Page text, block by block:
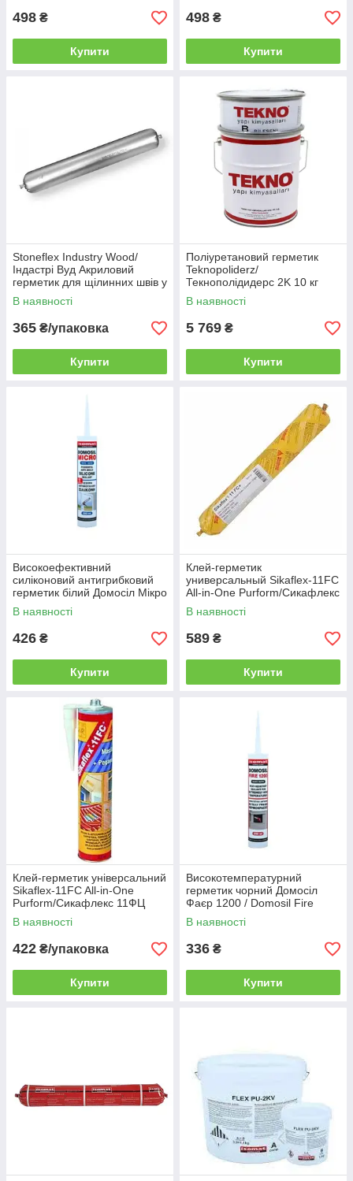
498 ₴
Купити
498 ₴
Купити
Stoneflex Industry Wood/
Індастрі Вуд Акриловий
герметик для щілинних швів у
будинках зі срубу уп.600
В наявності
365 ₴/упаковка
Купити
Поліуретановий герметик
Teknopoliderz/
Текнополідидерс 2K 10 кг
В наявності
5 769 ₴
Купити
Високоефективний
силіконовий антигрибковий
герметик білий Домосіл Мікро
/ Domosil Micro, 280 мл
В наявності
426 ₴
Купити
Клей-герметик
универсальный Sikaflex-11FC
All-in-One Purform/Сикафлекс
11ФЦ полиуретановый
черный уп.600 мл
В наявності
589 ₴
Купити
Клей-герметик універсальний
Sikaflex-11FC All-in-One
Purform/Сикафлекс 11ФЦ
поліуретановий чорний
уп.300 мл
В наявності
422 ₴/упаковка
Купити
Високотемпературний
герметик чорний Домосіл
Фаєр 1200 / Domosil Fire
1200, 280 мл
В наявності
336 ₴
Купити